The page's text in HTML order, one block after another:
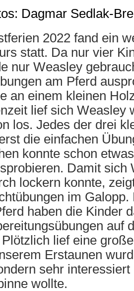
Dagmar Sedlak-
2022 fand ein
statt. Da nur vier
nur Weasley
am Pferd
an einem kleinen
lief sich Weasley
los. Jedes der drei
die einfachen
konnte schon
Damit sich
lockern konnte,
im Galopp.
haben die Kinder
auf
lief eine
Erstaunen
sehr
wollte.